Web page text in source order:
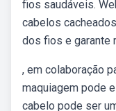
fios saudáveis.
cabelos
dos fios e garante
, em colaboração
maquiagem pode
cabelo pode ser